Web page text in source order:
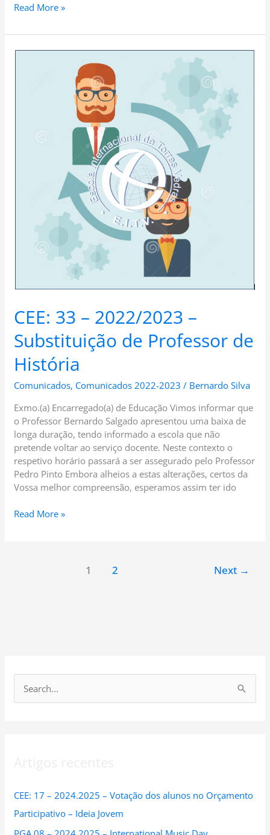
Read More »
CEE: 33 – 2022/2023 –
Substituição de Professor de
História
Comunicados, Comunicados 2022-2023 / Bernardo Silva
Exmo.(a) Encarregado(a) de Educação Vimos informar que
o Professor Bernardo Salgado apresentou uma baixa de
longa duração, tendo informado a escola que não
pretende voltar ao serviço docente. Neste contexto o
respetivo horário passará a ser assegurado pelo Professor
Pedro Pinto Embora alheios a estas alterações, certos da
Vossa melhor compreensão, esperamos assim ter ido
CEE:
Read More »
1 2 Next →
f
o
CEE: 17 – 2024.2025 – Votação dos alunos no Orçamento
Participativo – Ideia Jovem